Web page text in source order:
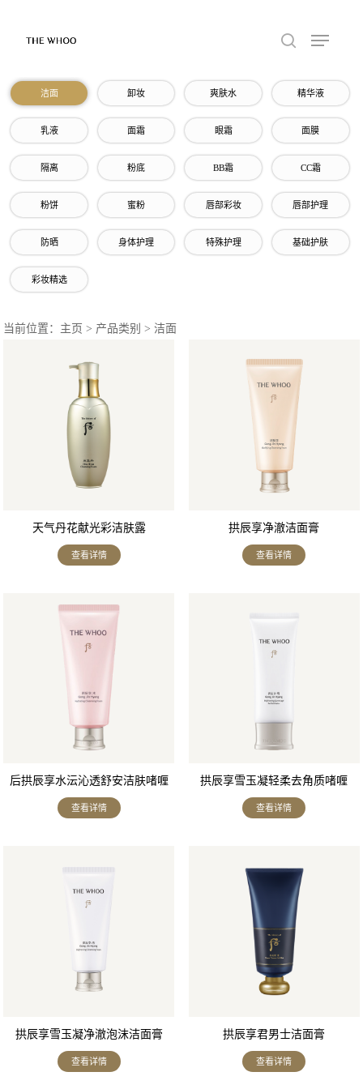
洁面 卸妆 爽肤水 精华液
乳液 面霜 眼霜 面膜
隔离 粉底 BB霜 CC霜
粉饼 蜜粉 唇部彩妆 唇部护理
防晒 身体护理 特殊护理 基础护肤
彩妆精选
当前位置：主页 > 产品类别 > 洁面
天气丹花献光彩洁肤露
查看详情
拱辰享净澈洁面膏
查看详情
后拱辰享水沄沁透舒安洁肤啫喱
查看详情
拱辰享雪玉凝轻柔去角质啫喱
查看详情
拱辰享雪玉凝净澈泡沫洁面膏
查看详情
拱辰享君男士洁面膏
查看详情